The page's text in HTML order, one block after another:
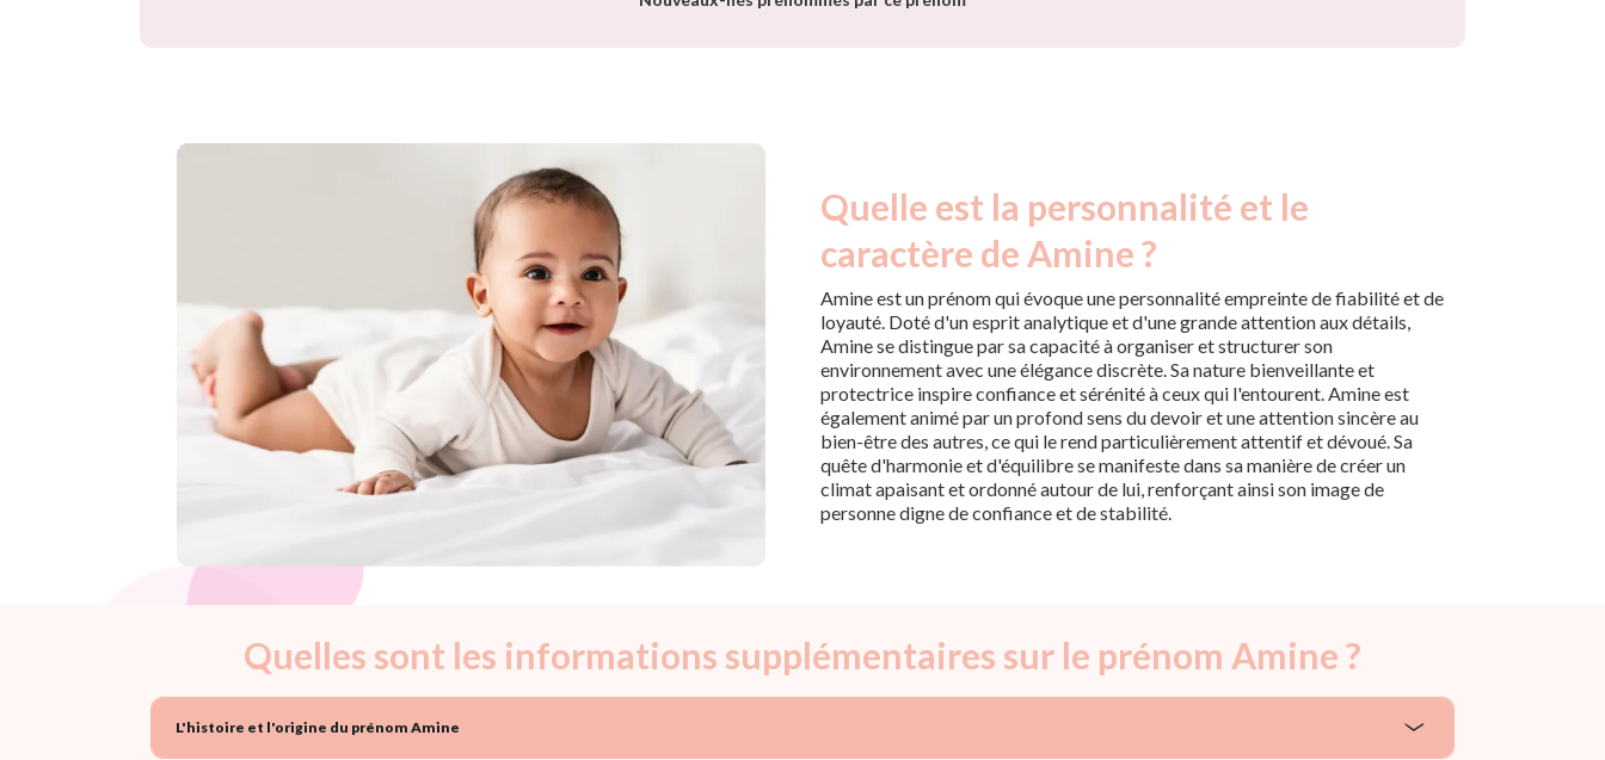
Quelle est la personnalité et le
caractère de Amine ?
Amine est un prénom qui évoque une personnalité empreinte de fiabilité et de
loyauté. Doté d'un esprit analytique et d'une grande attention aux détails,
Amine se distingue par sa capacité à organiser et structurer son
environnement avec une élégance discrète. Sa nature bienveillante et
protectrice inspire confiance et sérénité à ceux qui l'entourent. Amine est
également animé par un profond sens du devoir et une attention sincère au
bien-être des autres, ce qui le rend particulièrement attentif et dévoué. Sa
quête d'harmonie et d'équilibre se manifeste dans sa manière de créer un
climat apaisant et ordonné autour de lui, renforçant ainsi son image de
personne digne de confiance et de stabilité.
Quelles sont les informations supplémentaires sur le prénom Amine ?
L'histoire et l'origine du prénom Amine